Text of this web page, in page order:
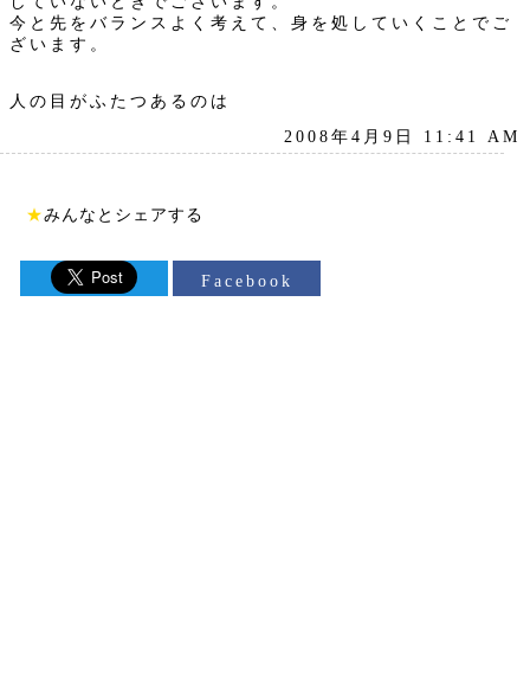
今と先をバランスよく考えて、身を処していくことでご
ざいます。
人の目がふたつあるのは
2008年4月9日 11:41 AM
★みんなとシェアする
Facebook